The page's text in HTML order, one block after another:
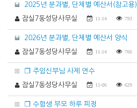
2025년 분과별, 단체별 예산서(참고용)
잠실7동성당사무실
11-14 793
2026년 분과별, 단체별 예산서 양식
잠실7동성당사무실
11-14 766
❐ 주임신부님 사제 연수
잠실7동성당사무실
11-06 629
❐ 수험생 부모 하루 피정